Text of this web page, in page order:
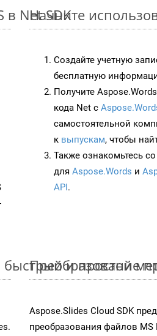
в Net SDK
Начните
Создайте учетную
бесплатную
Получите
кода Net с
самостоятельной
к выпускам, чтобы
Также ознакомьтесь
для Aspose.Words и
API.
и простой
Преобразование
Aspose.Slides Cloud SDK
преобразования файлов